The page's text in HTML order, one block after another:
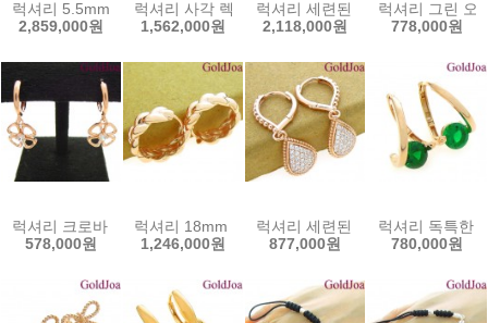
럭셔리 5.5mm 로프 체인 14k팔찌 (y-tr55b) 14k팔찌 골드조아 할인쿠
2,859,000원
럭셔리 사각 렉스 큐빅 반지 14k커플링 (JJ-DJ110)
1,562,000원
럭셔리 세련된 부엉이 14k팔찌
2,118,000원
럭셔리 그린 오
778,000원
럭셔리 크로바 원터치 큐빅 14k귀걸이 (mk-dt2938e) 14k이어링 골드
578,000원
럭셔리 18mm 볼륨 원터치 14k귀걸이 (mk-
1,246,000원
럭셔리 세련된 원터치 큐빅 14k
877,000원
럭셔리 독특한
780,000원